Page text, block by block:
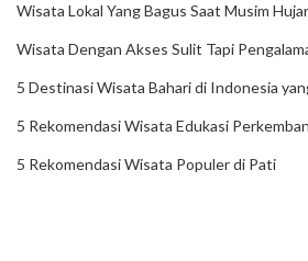
Wisata Lokal Yang Bagus Saat Musim
Wisata Dengan Akses Sulit Tapi
5 Destinasi Wisata Bahari di Indonesia
5 Rekomendasi Wisata Edukasi
5 Rekomendasi Wisata Populer di Pati